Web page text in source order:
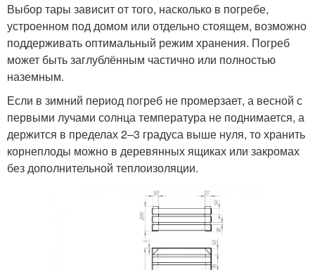
Выбор тары зависит от того, насколько в погребе,
устроенном под домом или отдельно стоящем, возможно
поддерживать оптимальный режим хранения. Погреб
может быть заглублённым частично или полностью
наземным.
Если в зимний период погреб не промерзает, а весной с
первыми лучами солнца температура не поднимается, а
держится в пределах 2–3 градуса выше нуля, то хранить
корнеплоды можно в деревянных ящиках или закромах
без дополнительной теплоизоляции.